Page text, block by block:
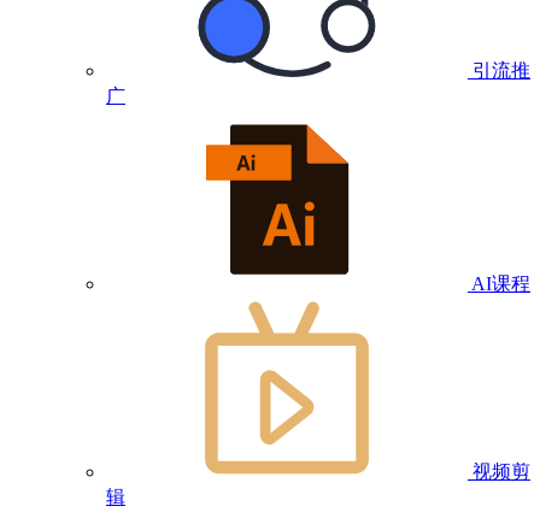
引流推
广
AI课程
视频剪
辑